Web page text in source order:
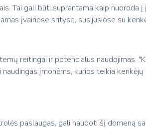
Tai gali būti suprantama kaip nuoroda
įvairiose srityse, susijusiose su
reitingai ir potencialus naudojimas.
įmonėms, kurios teikia
paslaugas, gali naudoti šį domeną